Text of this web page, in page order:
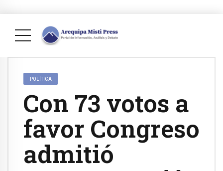
POLÍTICA
Con 73 votos a
favor Congreso
admitió